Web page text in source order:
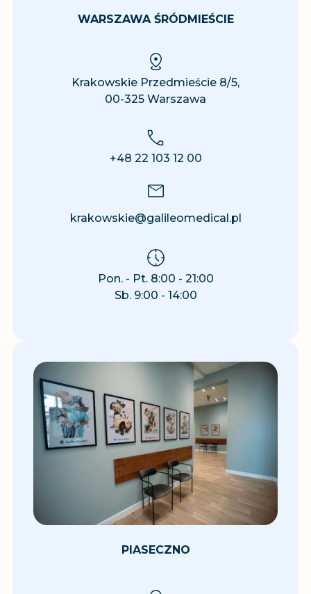
WARSZAWA ŚRÓDMIEŚCIE
Krakowskie Przedmieście 8/5,
00-325 Warszawa
+48 22 103 12 00
krakowskie@galileomedical.pl
Pon. - Pt. 8:00 - 21:00
Sb. 9:00 - 14:00
PIASECZNO